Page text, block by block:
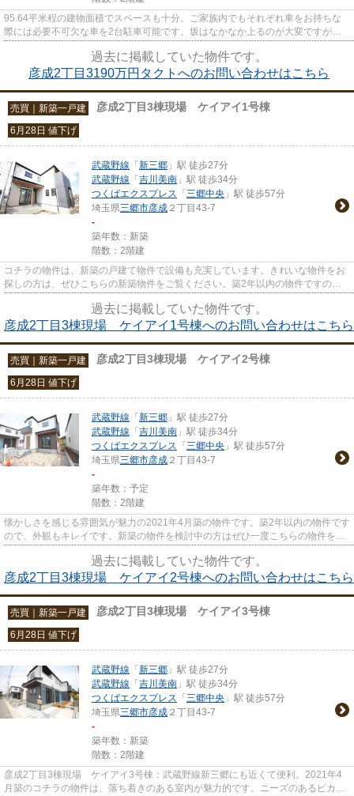
95.64平米程の建物面積でスペースも十分。ご家族内でもそれぞれ車をお持ちな
際には必要不可欠な車を2台駐車可能です。坂はなかなか上るのが大変ですが平
過去に掲載していた物件です。
彦成2丁目3190万円タクトへのお問い合わせはこちら
売買｜新築一戸建 彦成2丁目3棟現場 ケイアイ1号棟
6月28日 値下げ
武蔵野線 「 新三郷 」駅 徒歩27分
武蔵野線 「 吉川美南 」駅 徒歩34分
つくばエクスプレス 「 三郷中央 」駅 徒歩57分
埼玉県三郷市彦成 ２丁目43-7
-
築年数：新築
階数：2階建
コチラの物件は、新築の戸建て物件で設備も充実しています。きれいな物件をお
探しの方は、ぜひこちらの新築物件をご覧ください。築2年以内の物件ですの
過去に掲載していた物件です。
彦成2丁目3棟現場 ケイアイ1号棟へのお問い合わせはこちら
売買｜新築一戸建 彦成2丁目3棟現場 ケイアイ2号棟
6月28日 値下げ
武蔵野線 「 新三郷 」駅 徒歩27分
武蔵野線 「 吉川美南 」駅 徒歩34分
つくばエクスプレス 「 三郷中央 」駅 徒歩57分
埼玉県三郷市彦成 ２丁目43-7
-
築年数：予定
階数：2階建
懐かしさを感じる雰囲気が魅力の2021年4月築の物件です。築2年以内の物件です
ので、外観もキレイです。新築の物件を検討中の方はぜひ一度こちらの物件をご
過去に掲載していた物件です。
彦成2丁目3棟現場 ケイアイ2号棟へのお問い合わせはこちら
売買｜新築一戸建 彦成2丁目3棟現場 ケイアイ3号棟
6月28日 値下げ
武蔵野線 「 新三郷 」駅 徒歩27分
武蔵野線 「 吉川美南 」駅 徒歩34分
つくばエクスプレス 「 三郷中央 」駅 徒歩57分
埼玉県三郷市彦成 ２丁目43-7
-
築年数：新築
階数：2階建
彦成2丁目3棟現場 ケイアイ3号棟：武蔵野線新三郷にも近くて便利。2021年4
月築のコチラの物件は、落ち着きのある室内が魅力的です。ニーズのあるピカピ